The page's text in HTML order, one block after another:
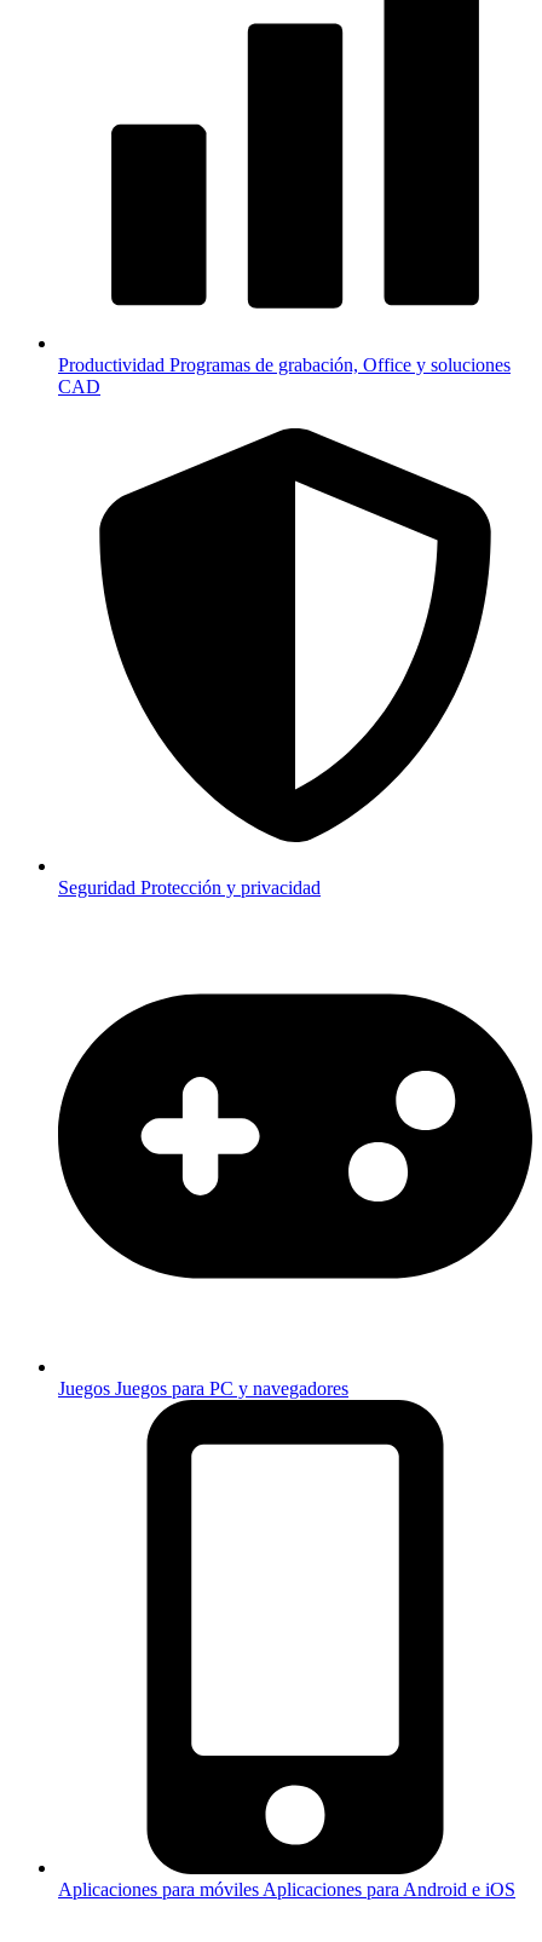
Productividad Programas de grabación, Office y soluciones
CAD
Seguridad Protección y privacidad
Juegos Juegos para PC y navegadores
Aplicaciones para móviles Aplicaciones para Android e iOS